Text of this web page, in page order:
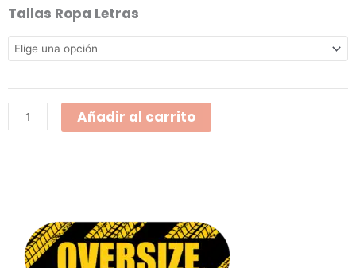
Tallas Ropa Letras
Camisa
Oversize
Mujer
Manga
Larga
Añadir al carrito